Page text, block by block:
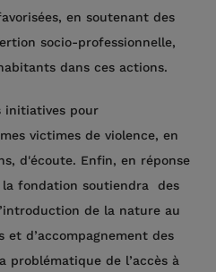
en soutenant des
socio-professionnelle,
dans ces actions.
initiatives pour
victimes de violence, en
d'écoute. Enfin, en réponse
fondation soutiendra des
de la nature au
d’accompagnement des
problématique de l’accès à